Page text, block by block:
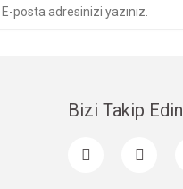
Bizi Takip Edin